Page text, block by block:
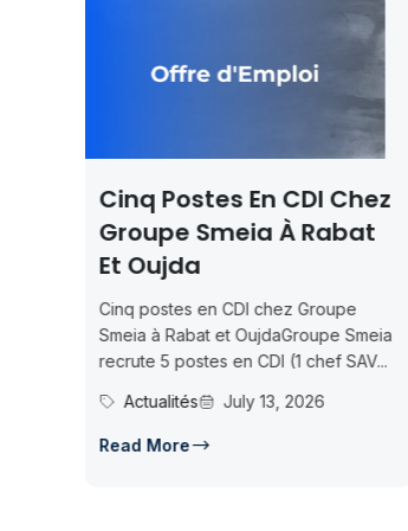
Cinq Postes En CDI Chez
Groupe Smeia À Rabat
Et Oujda
Cinq postes en CDI chez Groupe
Smeia à Rabat et OujdaGroupe Smeia
recrute 5 postes en CDI (1 chef SAV...
Actualités
July 13, 2026
Read More